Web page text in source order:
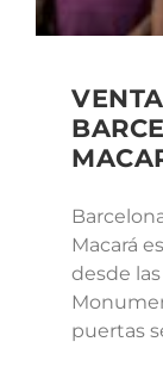
Macará
desde
puertas